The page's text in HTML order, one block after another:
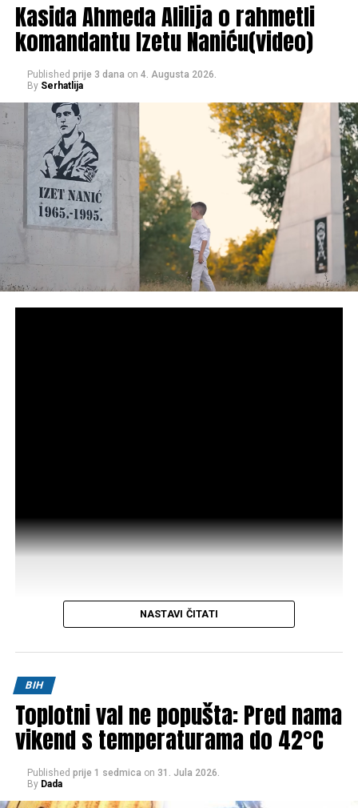
UP NEXT
Nikšić: “Želimo rasteretiti poslodavce, potaknuti
povećanje plaća i otvaranje novih radnih mjesta
DON'T MISS
Šatorović: Očekujemo da smanjenje doprinosa završi u
džepovima radnika, Vlada FBiH nastavlja ispunjavati
obećanja
Kasida Ahmeda Alilija o rahmetli
komandantu Izetu Naniću(video)
Published prije 3 dana on 4. Augusta 2026.
By Serhatlija
Tweet Share
Mail
NASTAVI ČITATI
BIH
Toplotni val ne popušta: Pred nama
vikend s temperaturama do 42°C
Published prije 1 sedmica on 31. Jula 2026.
By Dada